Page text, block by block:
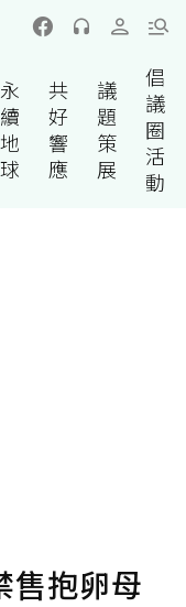
永
續
地
球
共
好
響
應
議
題
策
展
倡
議
圈
活
動
售抱卵母